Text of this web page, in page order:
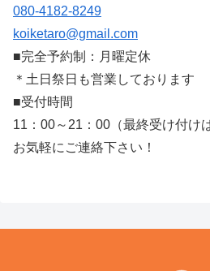
080-4182-8249
koiketaro@gmail.com
■完全予約制：月曜定休
＊土日祭日も営業しております
■受付時間
11：00～21：00（最終受け付け
お気軽にご連絡下さい！